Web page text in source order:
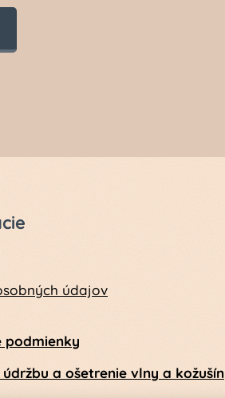
údajov
podmienky
a ošetrenie vlny a kožušín